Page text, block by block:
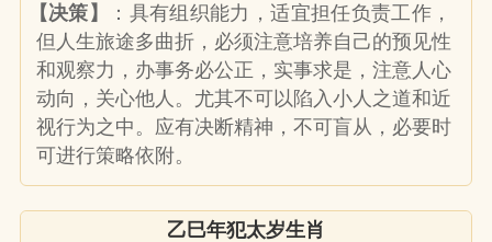
【决策】
：具有组织能力，适宜担任负责工作，
但人生旅途多曲折，必须注意培养自己的预见性
和观察力，办事务必公正，实事求是，注意人心
动向，关心他人。尤其不可以陷入小人之道和近
视行为之中。应有决断精神，不可盲从，必要时
可进行策略依附。
乙巳年犯太岁生肖